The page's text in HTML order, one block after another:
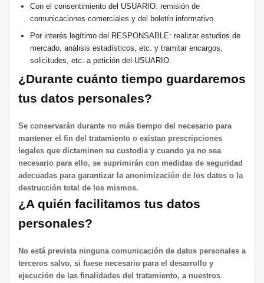
Con el consentimiento del USUARIO: remisión de
comunicaciones comerciales y del boletín informativo.
Por interés legítimo del RESPONSABLE: realizar estudios de
mercado, análisis estadísticos, etc. y tramitar encargos,
solicitudes, etc. a petición del USUARIO.
¿Durante cuánto tiempo guardaremos
tus datos personales?
Se conservarán durante no más tiempo del necesario para
mantener el fin del tratamiento o existan prescripciones
legales que dictaminen su custodia y cuando ya no sea
necesario para ello, se suprimirán con medidas de seguridad
adecuadas para garantizar la anonimización de los datos o la
destrucción total de los mismos.
¿A quién facilitamos tus datos
personales?
No está prevista ninguna comunicación de datos personales a
terceros salvo, si fuese necesario para el desarrollo y
ejecución de las finalidades del tratamiento, a nuestros